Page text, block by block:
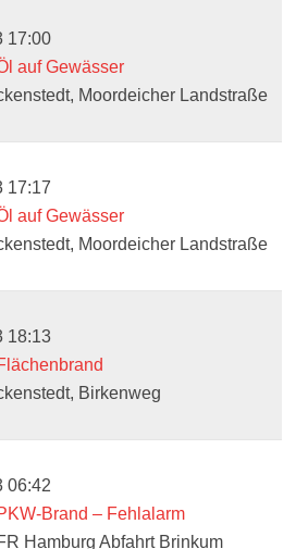
17:00
auf Gewässer
Moordeicher Landstraße
17:17
auf Gewässer
Moordeicher Landstraße
18:13
Birkenweg
06:42
Brand – Fehlalarm
Hamburg Abfahrt Brinkum